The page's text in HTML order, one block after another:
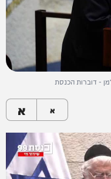
- דוברות הכנסת
א א